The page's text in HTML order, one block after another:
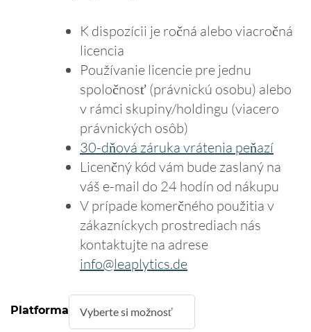
K dispozícii je ročná alebo viacročná
licencia
Používanie licencie pre jednu
spoločnosť (právnickú osobu) alebo
v rámci skupiny/holdingu (viacero
právnických osôb)
30-dňová záruka vrátenia peňazí
Licenčný kód vám bude zaslaný na
váš e-mail do 24 hodín od nákupu
V prípade komerčného použitia v
zákazníckych prostrediach nás
kontaktujte na adrese
info@leaplytics.de
Platforma